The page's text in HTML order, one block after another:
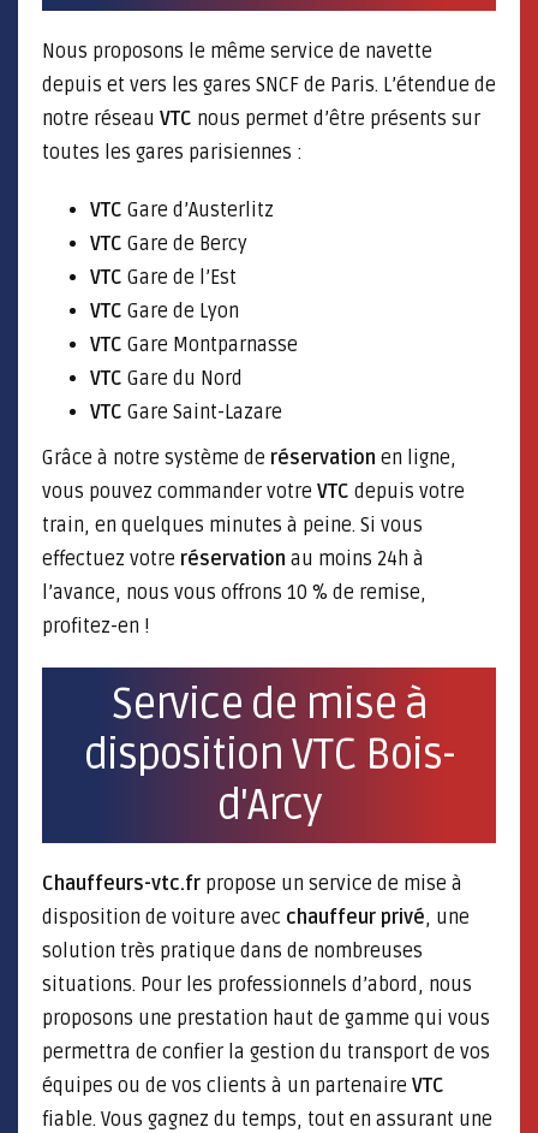
Nous proposons le même service de navette
depuis et vers les gares SNCF de Paris. L’étendue de
notre réseau VTC nous permet d’être présents sur
toutes les gares parisiennes :
VTC Gare d’Austerlitz
VTC Gare de Bercy
VTC Gare de l’Est
VTC Gare de Lyon
VTC Gare Montparnasse
VTC Gare du Nord
VTC Gare Saint-Lazare
Grâce à notre système de réservation en ligne,
vous pouvez commander votre VTC depuis votre
train, en quelques minutes à peine. Si vous
effectuez votre réservation au moins 24h à
l’avance, nous vous offrons 10 % de remise,
profitez-en !
Service de mise à
disposition VTC Bois-
d'Arcy
Chauffeurs-vtc.fr propose un service de mise à
disposition de voiture avec chauffeur privé, une
solution très pratique dans de nombreuses
situations. Pour les professionnels d’abord, nous
proposons une prestation haut de gamme qui vous
permettra de confier la gestion du transport de vos
équipes ou de vos clients à un partenaire VTC
fiable. Vous gagnez du temps, tout en assurant une